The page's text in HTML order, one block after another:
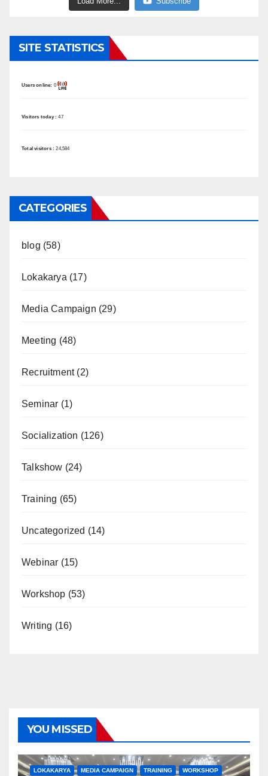
SITE STATISTICS
Users online: 0
Visitors today :47
Total visitors :24,584
CATEGORIES
blog (58)
Lokakarya (17)
Media Campaign (29)
Meeting (48)
Recruitment(2)
Seminar (1)
Socialization (126)
Talkshow (24)
Training (65)
Uncategorized (14)
Webinar (15)
Workshop (53)
Writing (16)
YOU MISSED
LOKAKARYA MEDIA CAMPAIGN TRAINING WORKSHOP